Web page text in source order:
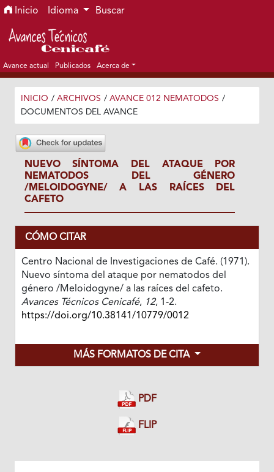
Ir al menú de navegación principal
Ir al contenido principal
Ir al pie de página del sitio
Inicio Idioma Buscar
Avance actual Publicados Acerca de
INICIO / ARCHIVOS / AVANCE 012 NEMATODOS /
DOCUMENTOS DEL AVANCE
NUEVO SÍNTOMA DEL ATAQUE POR
NEMATODOS DEL GÉNERO
/MELOIDOGYNE/ A LAS RAÍCES DEL
CAFETO
CÓMO CITAR
Centro Nacional de Investigaciones de Café. (1971).
Nuevo síntoma del ataque por nematodos del
género /Meloidogyne/ a las raíces del cafeto.
Avances Técnicos Cenicafé, 12, 1-2.
https://doi.org/10.38141/10779/0012
MÁS FORMATOS DE CITA
PDF
FLIP